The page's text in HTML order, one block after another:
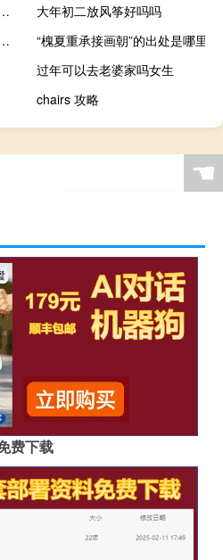
有汤（草鱼的做法简单又好吃）
大年初二放风筝好吗吗
肉金轮是什么意思什么梗
“槐夏重承接画朝”的出处是哪里
过年可以去老婆家吗女生
chairs 攻略
☚
费下载